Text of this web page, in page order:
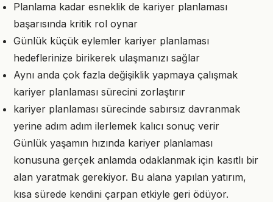
Planlama kadar esneklik de kariyer planlaması
başarısında kritik rol oynar
Günlük küçük eylemler kariyer planlaması
hedeflerinize birikerek ulaşmanızı sağlar
Aynı anda çok fazla değişiklik yapmaya çalışmak
kariyer planlaması sürecini zorlaştırır
kariyer planlaması sürecinde sabırsız davranmak
yerine adım adım ilerlemek kalıcı sonuç verir
Günlük yaşamın hızında kariyer planlaması
konusuna gerçek anlamda odaklanmak için kasıtlı bir
alan yaratmak gerekiyor. Bu alana yapılan yatırım,
kısa sürede kendini çarpan etkiyle geri ödüyor.